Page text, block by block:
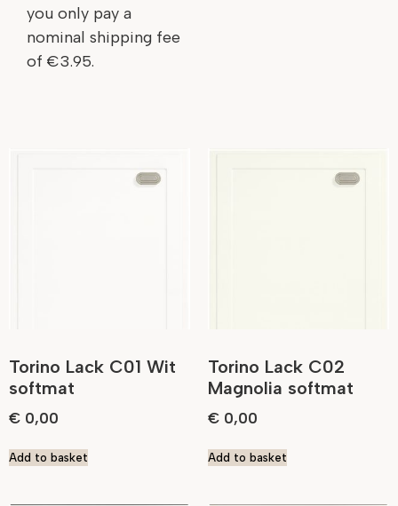
you only pay a
nominal shipping fee
of €3.95.
Torino Lack C01 Wit
softmat
€ 0,00
Add to basket
Torino Lack C02
Magnolia softmat
€ 0,00
Add to basket